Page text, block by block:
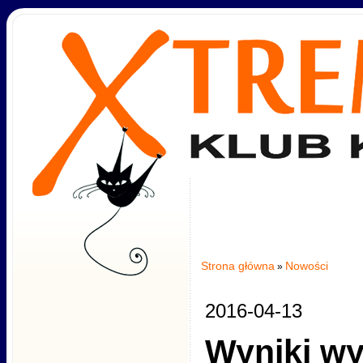
Strona główna » Nowości
2016-04-13
Wyniki